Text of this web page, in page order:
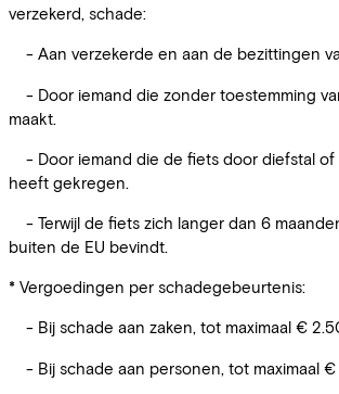
verzekerd, schade:
- Aan verzekerde en aan de bezittingen
- Door iemand die zonder toestemming
maakt.
- Door iemand die de fiets door diefstal of
heeft gekregen.
- Terwijl de fiets zich langer dan 6
buiten de EU bevindt.
* Vergoedingen per schadegebeurtenis:
- Bij schade aan zaken, tot maximaal €
- Bij schade aan personen, tot maximaal